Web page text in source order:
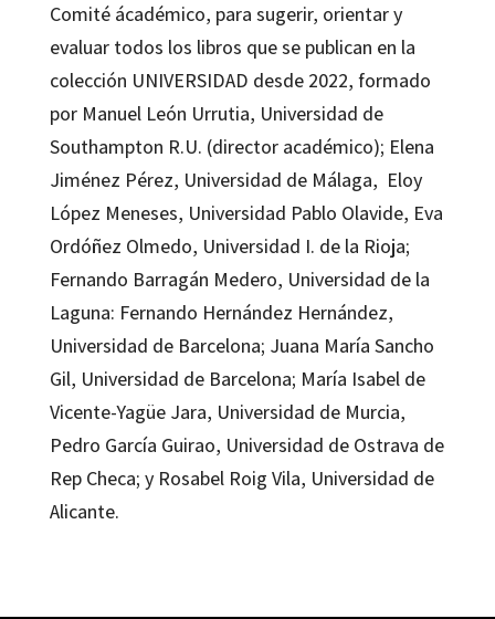
Comité ácadémico, para sugerir, orientar y
evaluar todos los libros que se publican en la
colección UNIVERSIDAD desde 2022, formado
por Manuel León Urrutia, Universidad de
Southampton R.U. (director académico); Elena
Jiménez Pérez, Universidad de Málaga, Eloy
López Meneses, Universidad Pablo Olavide, Eva
Ordóñez Olmedo, Universidad I. de la Rioja;
Fernando Barragán Medero, Universidad de la
Laguna: Fernando Hernández Hernández,
Universidad de Barcelona; Juana María Sancho
Gil, Universidad de Barcelona; María Isabel de
Vicente-Yagüe Jara, Universidad de Murcia,
Pedro García Guirao, Universidad de Ostrava de
Rep Checa; y Rosabel Roig Vila, Universidad de
Alicante.